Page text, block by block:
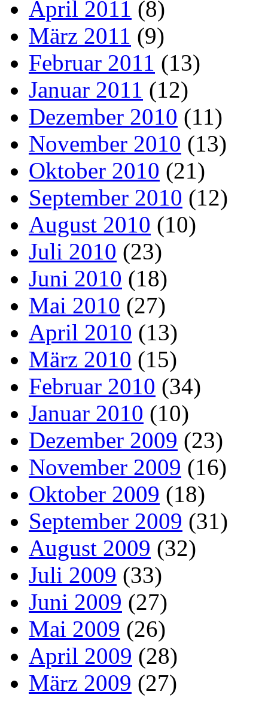
April 2011 (8)
März 2011 (9)
Februar 2011 (13)
Januar 2011 (12)
Dezember 2010 (11)
November 2010 (13)
Oktober 2010 (21)
September 2010 (12)
August 2010 (10)
Juli 2010 (23)
Juni 2010 (18)
Mai 2010 (27)
April 2010 (13)
März 2010 (15)
Februar 2010 (34)
Januar 2010 (10)
Dezember 2009 (23)
November 2009 (16)
Oktober 2009 (18)
September 2009 (31)
August 2009 (32)
Juli 2009 (33)
Juni 2009 (27)
Mai 2009 (26)
April 2009 (28)
März 2009 (27)